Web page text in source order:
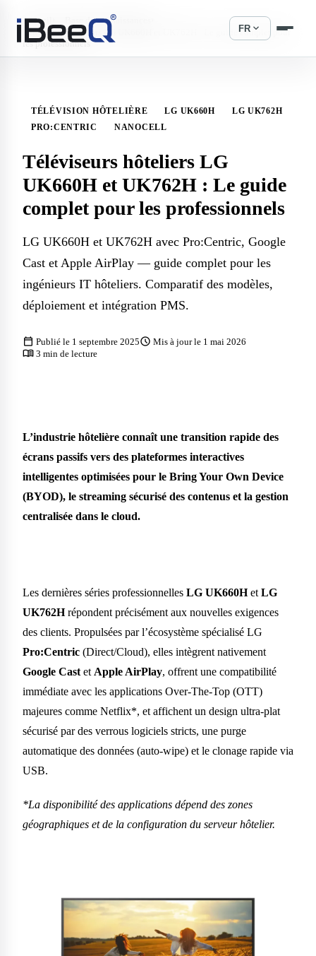
FR expand_more
Accueil Base de connaissances
Téléviseurs hôteliers LG UK660H et UK762H : Le guide complet pour
les professionnels
TÉLÉVISION HÔTELIÈRE LG UK660H
LG UK762H
PRO:CENTRIC
NANOCELL
Téléviseurs hôteliers LG
UK660H et UK762H : Le guide
complet pour les professionnels
LG UK660H et UK762H avec Pro:Centric, Google
Cast et Apple AirPlay — guide complet pour les
ingénieurs IT hôteliers. Comparatif des modèles,
déploiement et intégration PMS.
calendar_today Publié le 1 septembre 2025schedule Mis à jour le 1 mai 2026
menu_book 3 min de lecture
L’industrie hôtelière connaît une transition rapide des
écrans passifs vers des plateformes interactives
intelligentes optimisées pour le Bring Your Own Device
(BYOD), le streaming sécurisé des contenus et la gestion
centralisée dans le cloud.
Les dernières séries professionnelles LG UK660Het LG
UK762Hrépondent précisément aux nouvelles exigences
des clients. Propulsées par l’écosystème spécialisé LG
Pro:Centric (Direct/Cloud), elles intègrent nativement
Google Cast et Apple AirPlay, offrent une compatibilité
immédiate avec les applications Over-The-Top (OTT)
majeures comme Netflix*, et affichent un design ultra-plat
sécurisé par des verrous logiciels stricts, une purge
automatique des données (auto-wipe) et le clonage rapide via
USB.
*La disponibilité des applications dépend des zones
géographiques et de la configuration du serveur hôtelier.